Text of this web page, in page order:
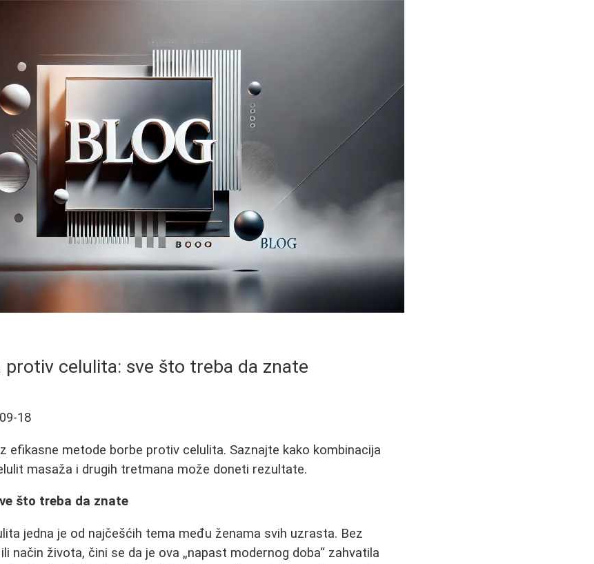
protiv celulita: sve što treba da znate
18
efikasne metode borbe protiv celulita. Saznajte kako kombinacija
masaža i drugih tretmana može doneti rezultate.
što treba da znate
jedna je od najčešćih tema među ženama svih uzrasta. Bez
način života, čini se da je ova „napast modernog doba“ zahvatila